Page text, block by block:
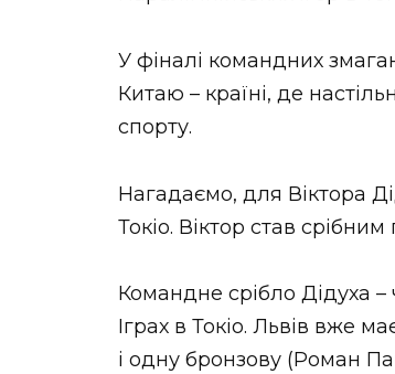
У фіналі командних
Китаю – країні, де
спорту.
Нагадаємо, для Віктора
Токіо. Віктор став
Командне срібло Дідуха
Іграх в Токіо. Львів вже
і одну бронзову (Роман